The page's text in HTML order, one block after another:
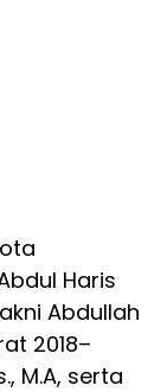
Haris
Abdullah
2018–
M.A, serta